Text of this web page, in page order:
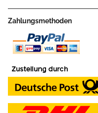
Zahlungsmethoden